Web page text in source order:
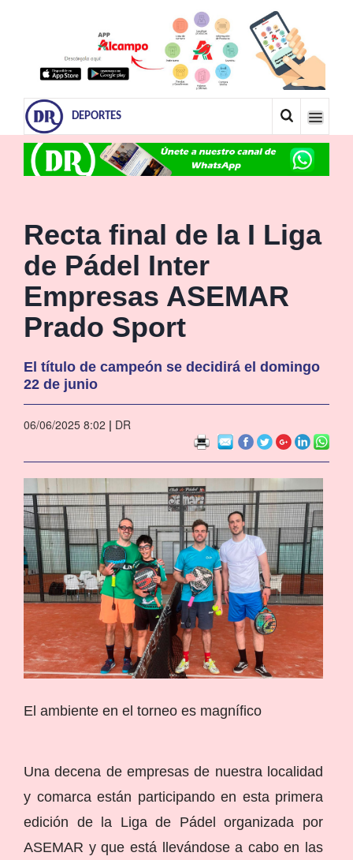
DEPORTES
Recta final de la I Liga
de Pádel Inter
Empresas ASEMAR
Prado Sport
El título de campeón se decidirá el domingo
22 de junio
06/06/2025 8:02 | DR
El ambiente en el torneo es magnífico
Una decena de empresas de nuestra localidad
y comarca están participando en esta primera
edición de la Liga de Pádel organizada por
ASEMAR y que está llevándose a cabo en las